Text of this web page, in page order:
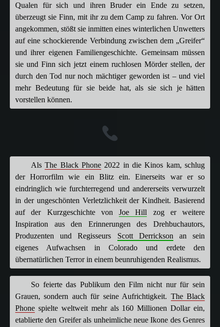
Qualen für sich und ihren Bruder ein Ende zu setzen,
überzeugt sie Finn, mit ihr zu dem Camp zu fahren. Vor Ort
angekommen, stößt sie inmitten eines winterlichen Unwetters
auf eine schockierende Verbindung zwischen dem „Greifer“
und ihrer eigenen Familiengeschichte. Gemeinsam müssen
sie und Finn sich jetzt einem ruchlosen Mörder stellen, der
durch den Tod nur noch mächtiger geworden ist – und viel
mehr Bedeutung für sie beide hat, als sie sich je hätten
vorstellen können.
AlsThe Black Phone 2022 in die Kinos kam, schlug
der Horrorfilm wie ein Blitz ein. Einerseits war er so
eindringlich wie furchterregend und andererseits verwurzelt
in der ungeschönten Verletzlichkeit der Kindheit. Basierend
auf der Kurzgeschichte von Joe Hill zog er weitere
Inspiration aus den Erinnerungen des Drehbuchautors,
Produzenten und Regisseurs Scott Derrickson an sein
eigenes Aufwachsen in Colorado und erdete den
übernatürlichen Terror in einem beunruhigenden Realismus.
So feierte das Publikum den Film nicht nur für sein
Grauen, sondern auch für seine Aufrichtigkeit. The Black
Phone spielte weltweit mehr als 160 Millionen Dollar ein,
etablierte den Greifer als unheimliche neue Ikone des Genres